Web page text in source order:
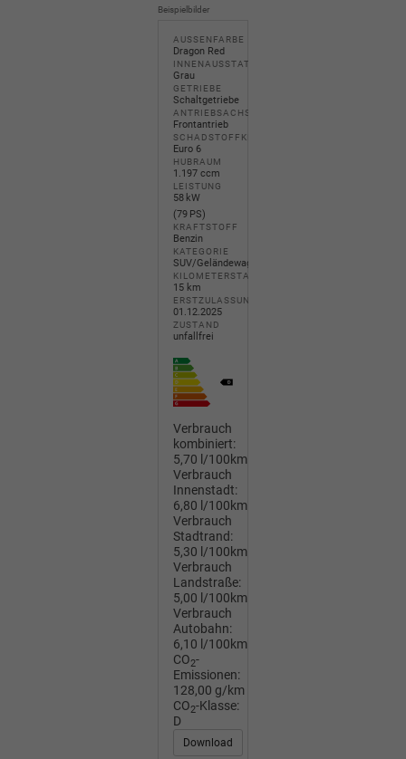
Beispielbilder
AUSSENFARBE
Dragon Red
INNENAUSSTATTUNG
Grau
GETRIEBE
Schaltgetriebe
ANTRIEBSACHSE
Frontantrieb
SCHADSTOFFKLASSE
Euro 6
HUBRAUM
1.197 ccm
LEISTUNG
58 kW
(79 PS)
KRAFTSTOFF
Benzin
KATEGORIE
SUV/Geländewagen/Pickup
KILOMETERSTAND
15 km
ERSTZULASSUNG
01.12.2025
ZUSTAND
unfallfrei
Verbrauch
kombiniert:
5,70 l/100km
Verbrauch
Innenstadt:
6,80 l/100km
Verbrauch
Stadtrand:
5,30 l/100km
Verbrauch
Landstraße:
5,00 l/100km
Verbrauch
Autobahn:
6,10 l/100km
CO2-
Emissionen:
128,00 g/km
CO2-Klasse:
D
Download